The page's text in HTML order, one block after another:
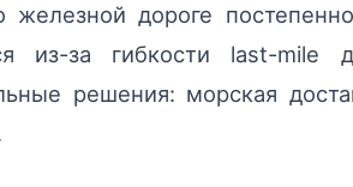
железной дороге
из-за гибкости last-
решения: морская